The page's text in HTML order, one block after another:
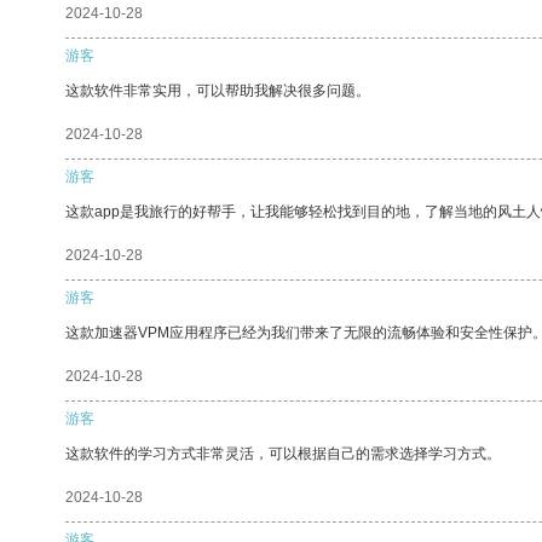
2024-10-28
游客
这款软件非常实用，可以帮助我解决很多问题。
2024-10-28
游客
这款app是我旅行的好帮手，让我能够轻松找到目的地，了解当地的风土
2024-10-28
游客
这款加速器VPM应用程序已经为我们带来了无限的流畅体验和安全性保护
2024-10-28
游客
这款软件的学习方式非常灵活，可以根据自己的需求选择学习方式。
2024-10-28